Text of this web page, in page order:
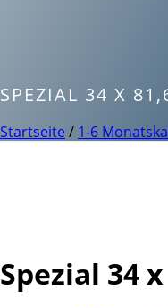
SPEZIAL 34 X
Startseite / 1-6
Spezial 34